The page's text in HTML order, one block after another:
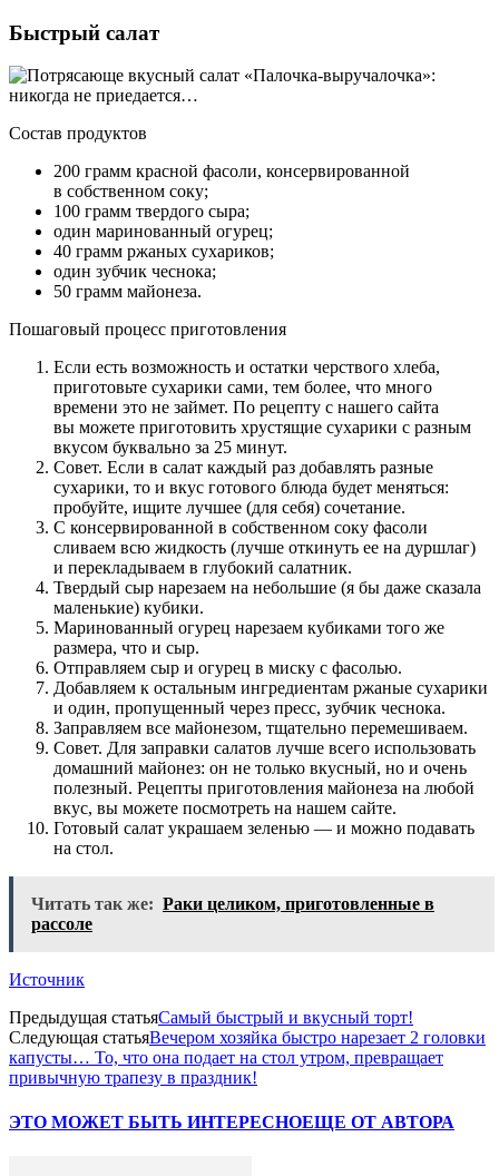
Быстрый салат
Состав продуктов
200 грамм красной фасоли, консервированной
в собственном соку;
100 грамм твердого сыра;
один маринованный огурец;
40 грамм ржаных сухариков;
один зубчик чеснока;
50 грамм майонеза.
Пошаговый процесс приготовления
Если есть возможность и остатки черствого хлеба,
приготовьте сухарики сами, тем более, что много
времени это не займет. По рецепту с нашего сайта
вы можете приготовить хрустящие сухарики с разным
вкусом буквально за 25 минут.
Совет. Если в салат каждый раз добавлять разные
сухарики, то и вкус готового блюда будет меняться:
пробуйте, ищите лучшее (для себя) сочетание.
С консервированной в собственном соку фасоли
сливаем всю жидкость (лучше откинуть ее на дуршлаг)
и перекладываем в глубокий салатник.
Твердый сыр нарезаем на небольшие (я бы даже сказала
маленькие) кубики.
Маринованный огурец нарезаем кубиками того же
размера, что и сыр.
Отправляем сыр и огурец в миску с фасолью.
Добавляем к остальным ингредиентам ржаные сухарики
и один, пропущенный через пресс, зубчик чеснока.
Заправляем все майонезом, тщательно перемешиваем.
Совет. Для заправки салатов лучше всего использовать
домашний майонез: он не только вкусный, но и очень
полезный. Рецепты приготовления майонеза на любой
вкус, вы можете посмотреть на нашем сайте.
Готовый салат украшаем зеленью — и можно подавать
на стол.
Читать так же: Раки целиком, приготовленные в
рассоле
Источник
Предыдущая статьяСамый быстрый и вкусный торт!
Следующая статьяВечером хозяйка быстро нарезает 2 головки
капусты… То, что она подает на стол утром, превращает
привычную трапезу в праздник!
ЭТО МОЖЕТ БЫТЬ ИНТЕРЕСНОЕЩЕ ОТ АВТОРА